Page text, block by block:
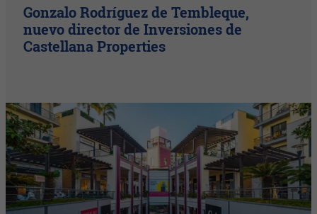
Gonzalo Rodríguez de Tembleque,
nuevo director de Inversiones de
Castellana Properties